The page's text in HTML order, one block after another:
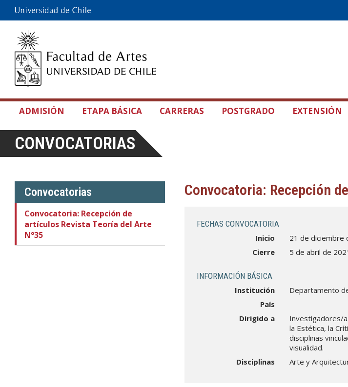
ADMISIÓN ETAPA BÁSICA CARRERAS POSTGRADO EXTENSIÓN
CONVOCATORIAS
Convocatorias
Convocatoria: Recepción de
artículos Revista Teoría del Arte
N°35
Convocatoria: Recepción
FECHAS CONVOCATORIA
Inicio
21 de diciembre
Cierre
5 de abril de
INFORMACIÓN BÁSICA
Institución
Departamento
País
Dirigido a
Investigadores/
la Estética, la
disciplinas
visualidad.
Disciplinas
Arte y